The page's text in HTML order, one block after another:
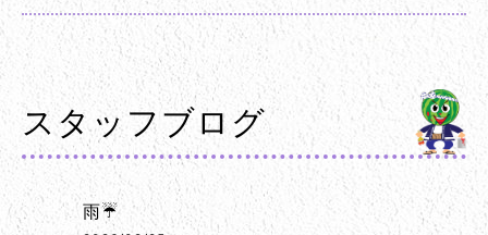
スタッフブログ
雨☔